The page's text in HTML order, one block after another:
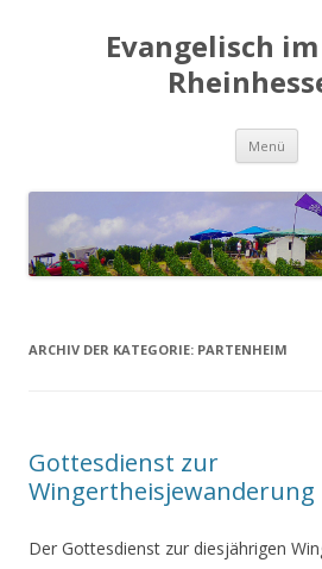
Evangelisch
Menü Zum
ARCHIV DER KATEGORIE: PARTENHEIM
Gottesdienst zur
Wingertheisjewanderung
Der Gottesdienst zur diesjährigen